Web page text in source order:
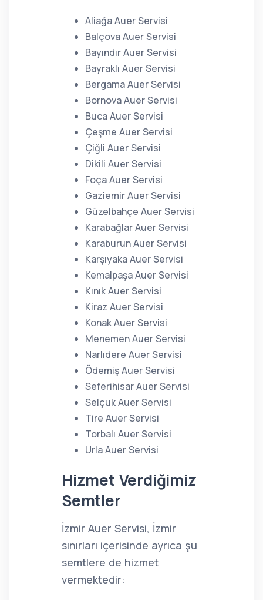
Aliağa Auer Servisi
Balçova Auer Servisi
Bayındır Auer Servisi
Bayraklı Auer Servisi
Bergama Auer Servisi
Bornova Auer Servisi
Buca Auer Servisi
Çeşme Auer Servisi
Çiğli Auer Servisi
Dikili Auer Servisi
Foça Auer Servisi
Gaziemir Auer Servisi
Güzelbahçe Auer Servisi
Karabağlar Auer Servisi
Karaburun Auer Servisi
Karşıyaka Auer Servisi
Kemalpaşa Auer Servisi
Kınık Auer Servisi
Kiraz Auer Servisi
Konak Auer Servisi
Menemen Auer Servisi
Narlıdere Auer Servisi
Ödemiş Auer Servisi
Seferihisar Auer Servisi
Selçuk Auer Servisi
Tire Auer Servisi
Torbalı Auer Servisi
Urla Auer Servisi
Hizmet Verdiğimiz
Semtler
İzmir Auer Servisi, İzmir
sınırları içerisinde ayrıca şu
semtlere de hizmet
vermektedir: